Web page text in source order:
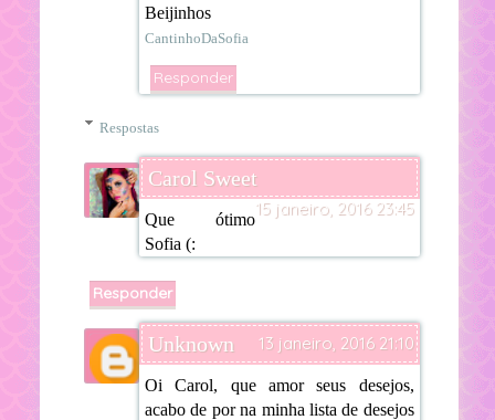
Beijinhos
CantinhoDaSofia
Responder
Respostas
Carol Sweet
15 janeiro, 2016 23:45
Que ótimo
Sofia (:
Responder
Unknown 13 janeiro, 2016 21:10
Oi Carol, que amor seus desejos,
acabo de por na minha lista de desejos